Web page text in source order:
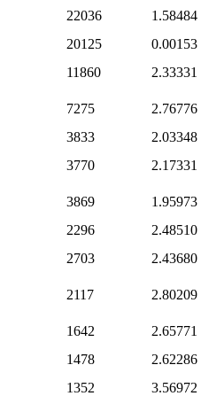
22036
1.58484
20125
0.00153
11860 2.33331
7275
2.76776
3833
2.03348
3770 2.17331
3869
1.95973
2296
2.48510
2703 2.43680
2117 2.80209
1642
2.65771
1478
2.62286
1352 3.56972